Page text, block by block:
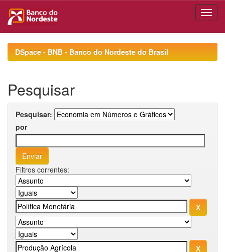
navigationDSpace - BNB - Banco do Nordeste do Brasil
Pesquisar
Pesquisar:
por
Filtros correntes: